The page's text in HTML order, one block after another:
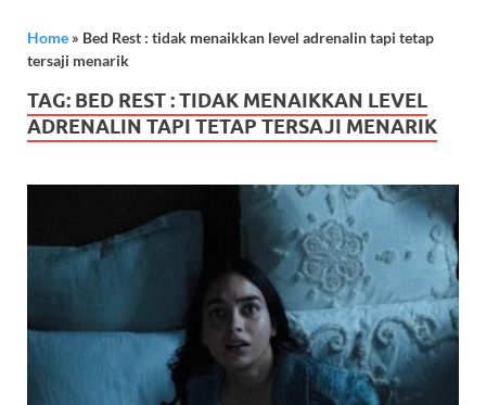
Home » Bed Rest : tidak menaikkan level adrenalin tapi tetap
tersaji menarik
TAG: BED REST : TIDAK MENAIKKAN LEVEL
ADRENALIN TAPI TETAP TERSAJI MENARIK